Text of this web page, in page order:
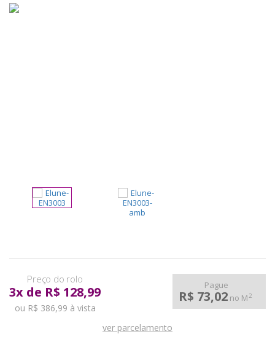
3x de R$ 128,99
ou R$ 386,99 à vista
Pague
R$ 73,02 no M2
ver parcelamento